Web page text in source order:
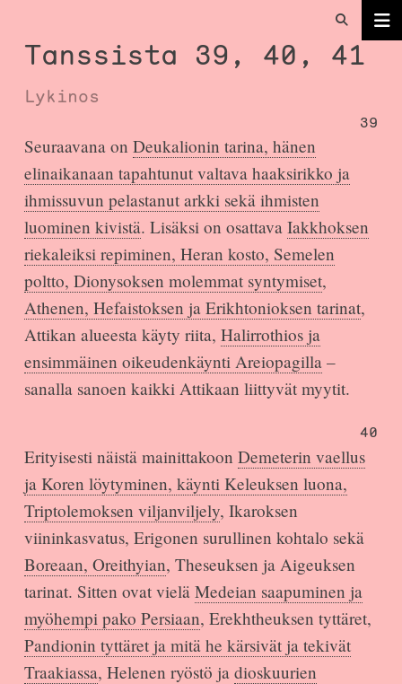
Tanssista 39, 40, 41
Lykinos
39
Seuraavana on Deukalionin tarina, hänen
elinaikanaan tapahtunut valtava haaksirikko ja
ihmissuvun pelastanut arkki sekä ihmisten
luominen kivistä. Lisäksi on osattava Iakkhoksen
riekaleiksi repiminen, Heran kosto, Semelen
poltto, Dionysoksen molemmat syntymiset,
Athenen, Hefaistoksen ja Erikhtonioksen tarinat,
Attikan alueesta käyty riita, Halirrothios ja
ensimmäinen oikeudenkäynti Areiopagilla–
sanalla sanoen kaikki Attikaan liittyvät myytit.
40
Erityisesti näistä mainittakoon Demeterin vaellus
ja Koren löytyminen, käynti Keleuksen luona,
Triptolemoksen viljanviljely, Ikaroksen
viininkasvatus, Erigonen surullinen kohtalo sekä
Boreaan, Oreithyian, Theseuksen ja Aigeuksen
tarinat. Sitten ovat vielä Medeian saapuminen ja
myöhempi pako Persiaan, Erekhtheuksen tyttäret,
Pandionin tyttäret ja mitä he kärsivät ja tekivät
Traakiassa, Helenen ryöstö ja dioskuurien